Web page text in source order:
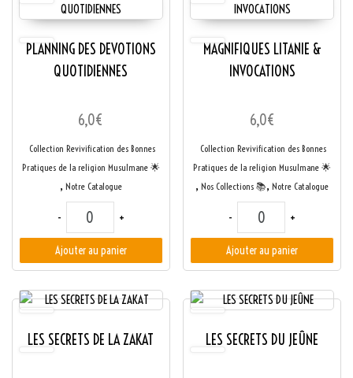
PLANNING DES DEVOTIONS
QUOTIDIENNES
6,0€
Collection Revivification des Bonnes
Pratiques de la religion Musulmane ​🌟​
, Notre Catalogue
- quantité de PLANNING DES DEVOTIONS QUOTIDIENNES
+
Ajouter au panier
MAGNIFIQUES LITANIE &
INVOCATIONS
6,0€
Collection Revivification des Bonnes
Pratiques de la religion Musulmane ​🌟​
, Nos Collections 📚, Notre Catalogue
- quantité de
+
Ajouter au panier
LES SECRETS DE LA ZAKAT LES SECRETS DU JEÛNE